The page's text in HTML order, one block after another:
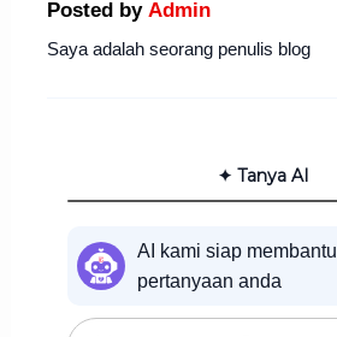
Posted by Admin
Saya adalah seorang penulis blog
✦ Tanya AI
AI kami siap membantu
pertanyaan anda